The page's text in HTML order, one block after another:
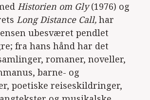
Historien om Gly(1976) og
Long Distance Call, har
ubesværet pendlet
fra hans hånd har det
romaner, noveller,
barne- og
poetiske reiseskildringer,